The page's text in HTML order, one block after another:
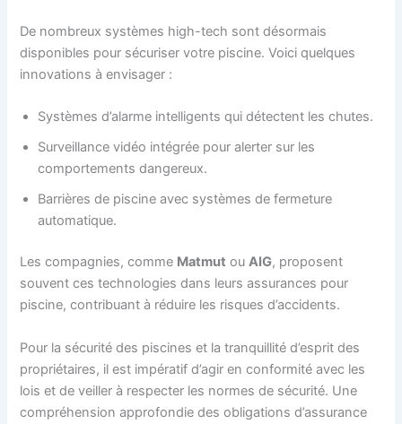
De nombreux systèmes high-tech sont désormais
disponibles pour sécuriser votre piscine. Voici quelques
innovations à envisager :
Systèmes d’alarme intelligents qui détectent les chutes.
Surveillance vidéo intégrée pour alerter sur les
comportements dangereux.
Barrières de piscine avec systèmes de fermeture
automatique.
Les compagnies, comme Matmut ouAIG, proposent
souvent ces technologies dans leurs assurances pour
piscine, contribuant à réduire les risques d’accidents.
Pour la sécurité des piscines et la tranquillité d’esprit des
propriétaires, il est impératif d’agir en conformité avec les
lois et de veiller à respecter les normes de sécurité. Une
compréhension approfondie des obligations d’assurance